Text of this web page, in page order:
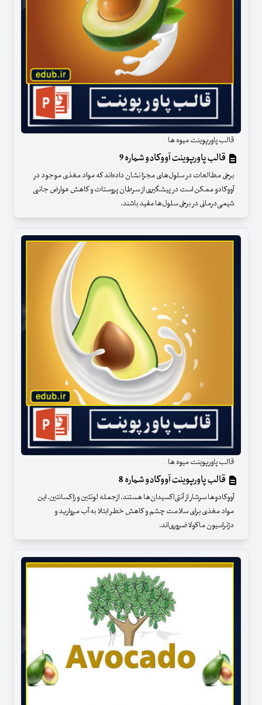
قالب پاورپوینت میوه ها
قالب پاورپوینت آووکادو شماره 9
برخی مطالعات در سلول‌های مجزا نشان داده‌اند که مواد مغذی موجود در
آووکادو ممکن است در پیشگیری از سرطان پروستات و کاهش عوارض جانبی
شیمی‌درمانی در برخی سلول‌ها مفید باشند.
قالب پاورپوینت میوه ها
قالب پاورپوینت آووکادو شماره 8
آووکادوها سرشار از آنتی‌اکسیدان‌ها هستند، ازجمله لوتئین و زاکسانتین. این
مواد مغذی برای سلامت چشم و کاهش خطر ابتلا به آب مروارید و
دژنراسیون ماکولا ضروری‌‌اند.